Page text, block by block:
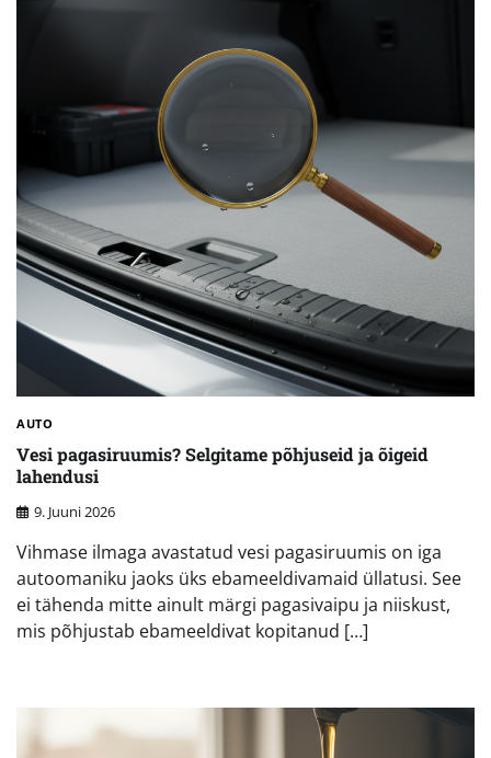
AUTO
Vesi pagasiruumis? Selgitame põhjuseid ja õigeid
lahendusi
9. Juuni 2026
Vihmase ilmaga avastatud vesi pagasiruumis on iga
autoomaniku jaoks üks ebameeldivamaid üllatusi. See
ei tähenda mitte ainult märgi pagasivaipu ja niiskust,
mis põhjustab ebameeldivat kopitanud […]